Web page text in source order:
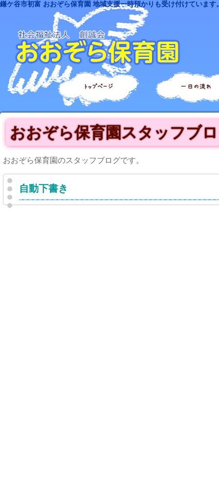
鎌ケ谷市初富 おおぞら保育園 地域支援一時預かりも受け付けています
トップページ 一日の流れ
おおぞら保育園スタッフブ
おおぞら保育園のスタッフブログです。
自動下書き